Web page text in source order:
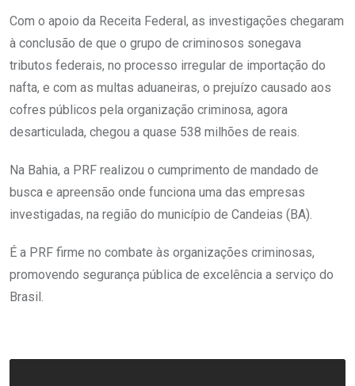
Com o apoio da Receita Federal, as investigações chegaram
à conclusão de que o grupo de criminosos sonegava
tributos federais, no processo irregular de importação do
nafta, e com as multas aduaneiras, o prejuízo causado aos
cofres públicos pela organização criminosa, agora
desarticulada, chegou a quase 538 milhões de reais.
Na Bahia, a PRF realizou o cumprimento de mandado de
busca e apreensão onde funciona uma das empresas
investigadas, na região do município de Candeias (BA).
É a PRF firme no combate às organizações criminosas,
promovendo segurança pública de excelência a serviço do
Brasil.